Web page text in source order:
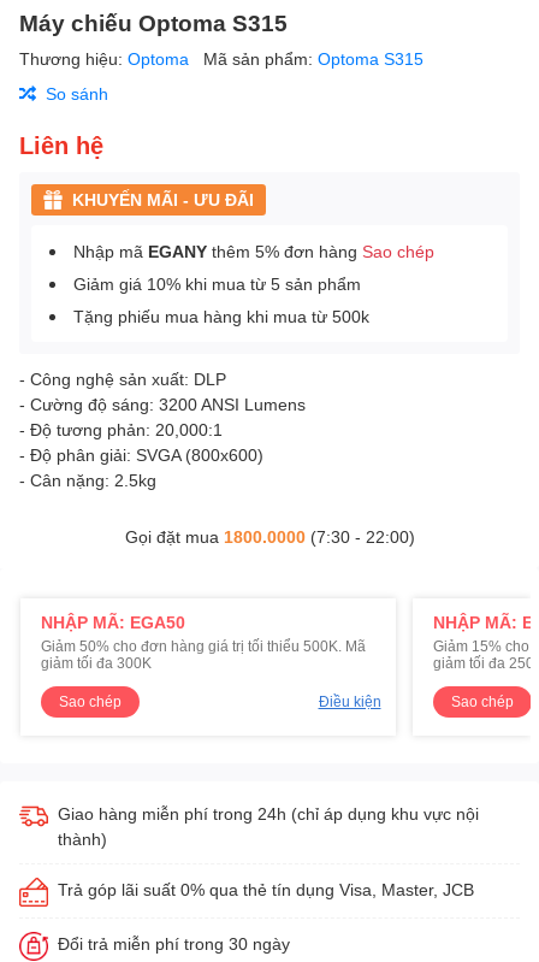
Máy chiếu Optoma S315
Thương hiệu: Optoma Mã sản phẩm: Optoma S315
So sánh
Liên hệ
KHUYẾN MÃI - ƯU ĐÃI
Nhập mã EGANY thêm 5% đơn hàng Sao chép
Giảm giá 10% khi mua từ 5 sản phẩm
Tặng phiếu mua hàng khi mua từ 500k
- Công nghệ sản xuất: DLP
- Cường độ sáng: 3200 ANSI Lumens
- Độ tương phản: 20,000:1
- Độ phân giải: SVGA (800x600)
- Cân nặng: 2.5kg
Gọi đặt mua 1800.0000(7:30 - 22:00)
NHẬP MÃ: EGA50
Giảm 50% cho đơn hàng giá trị tối thiểu 500K. Mã
giảm tối đa 300K
Sao chép Điều kiện
NHẬP MÃ:
Giảm 15% cho
giảm tối đa
Sao chép
Giao hàng miễn phí trong 24h (chỉ áp dụng khu vực nội
thành)
Trả góp lãi suất 0% qua thẻ tín dụng Visa, Master, JCB
Đổi trả miễn phí trong 30 ngày